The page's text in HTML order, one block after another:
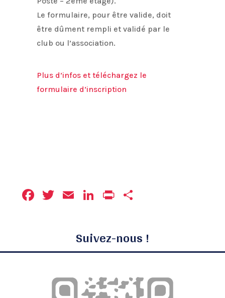
Le formulaire, pour être valide, doit
être dûment rempli et validé par le
club ou l’association.
Plus d’infos et téléchargez le
formulaire d’inscription
Facebook
Twitter
EmailLinkedIn
Print
Suivez-nous !